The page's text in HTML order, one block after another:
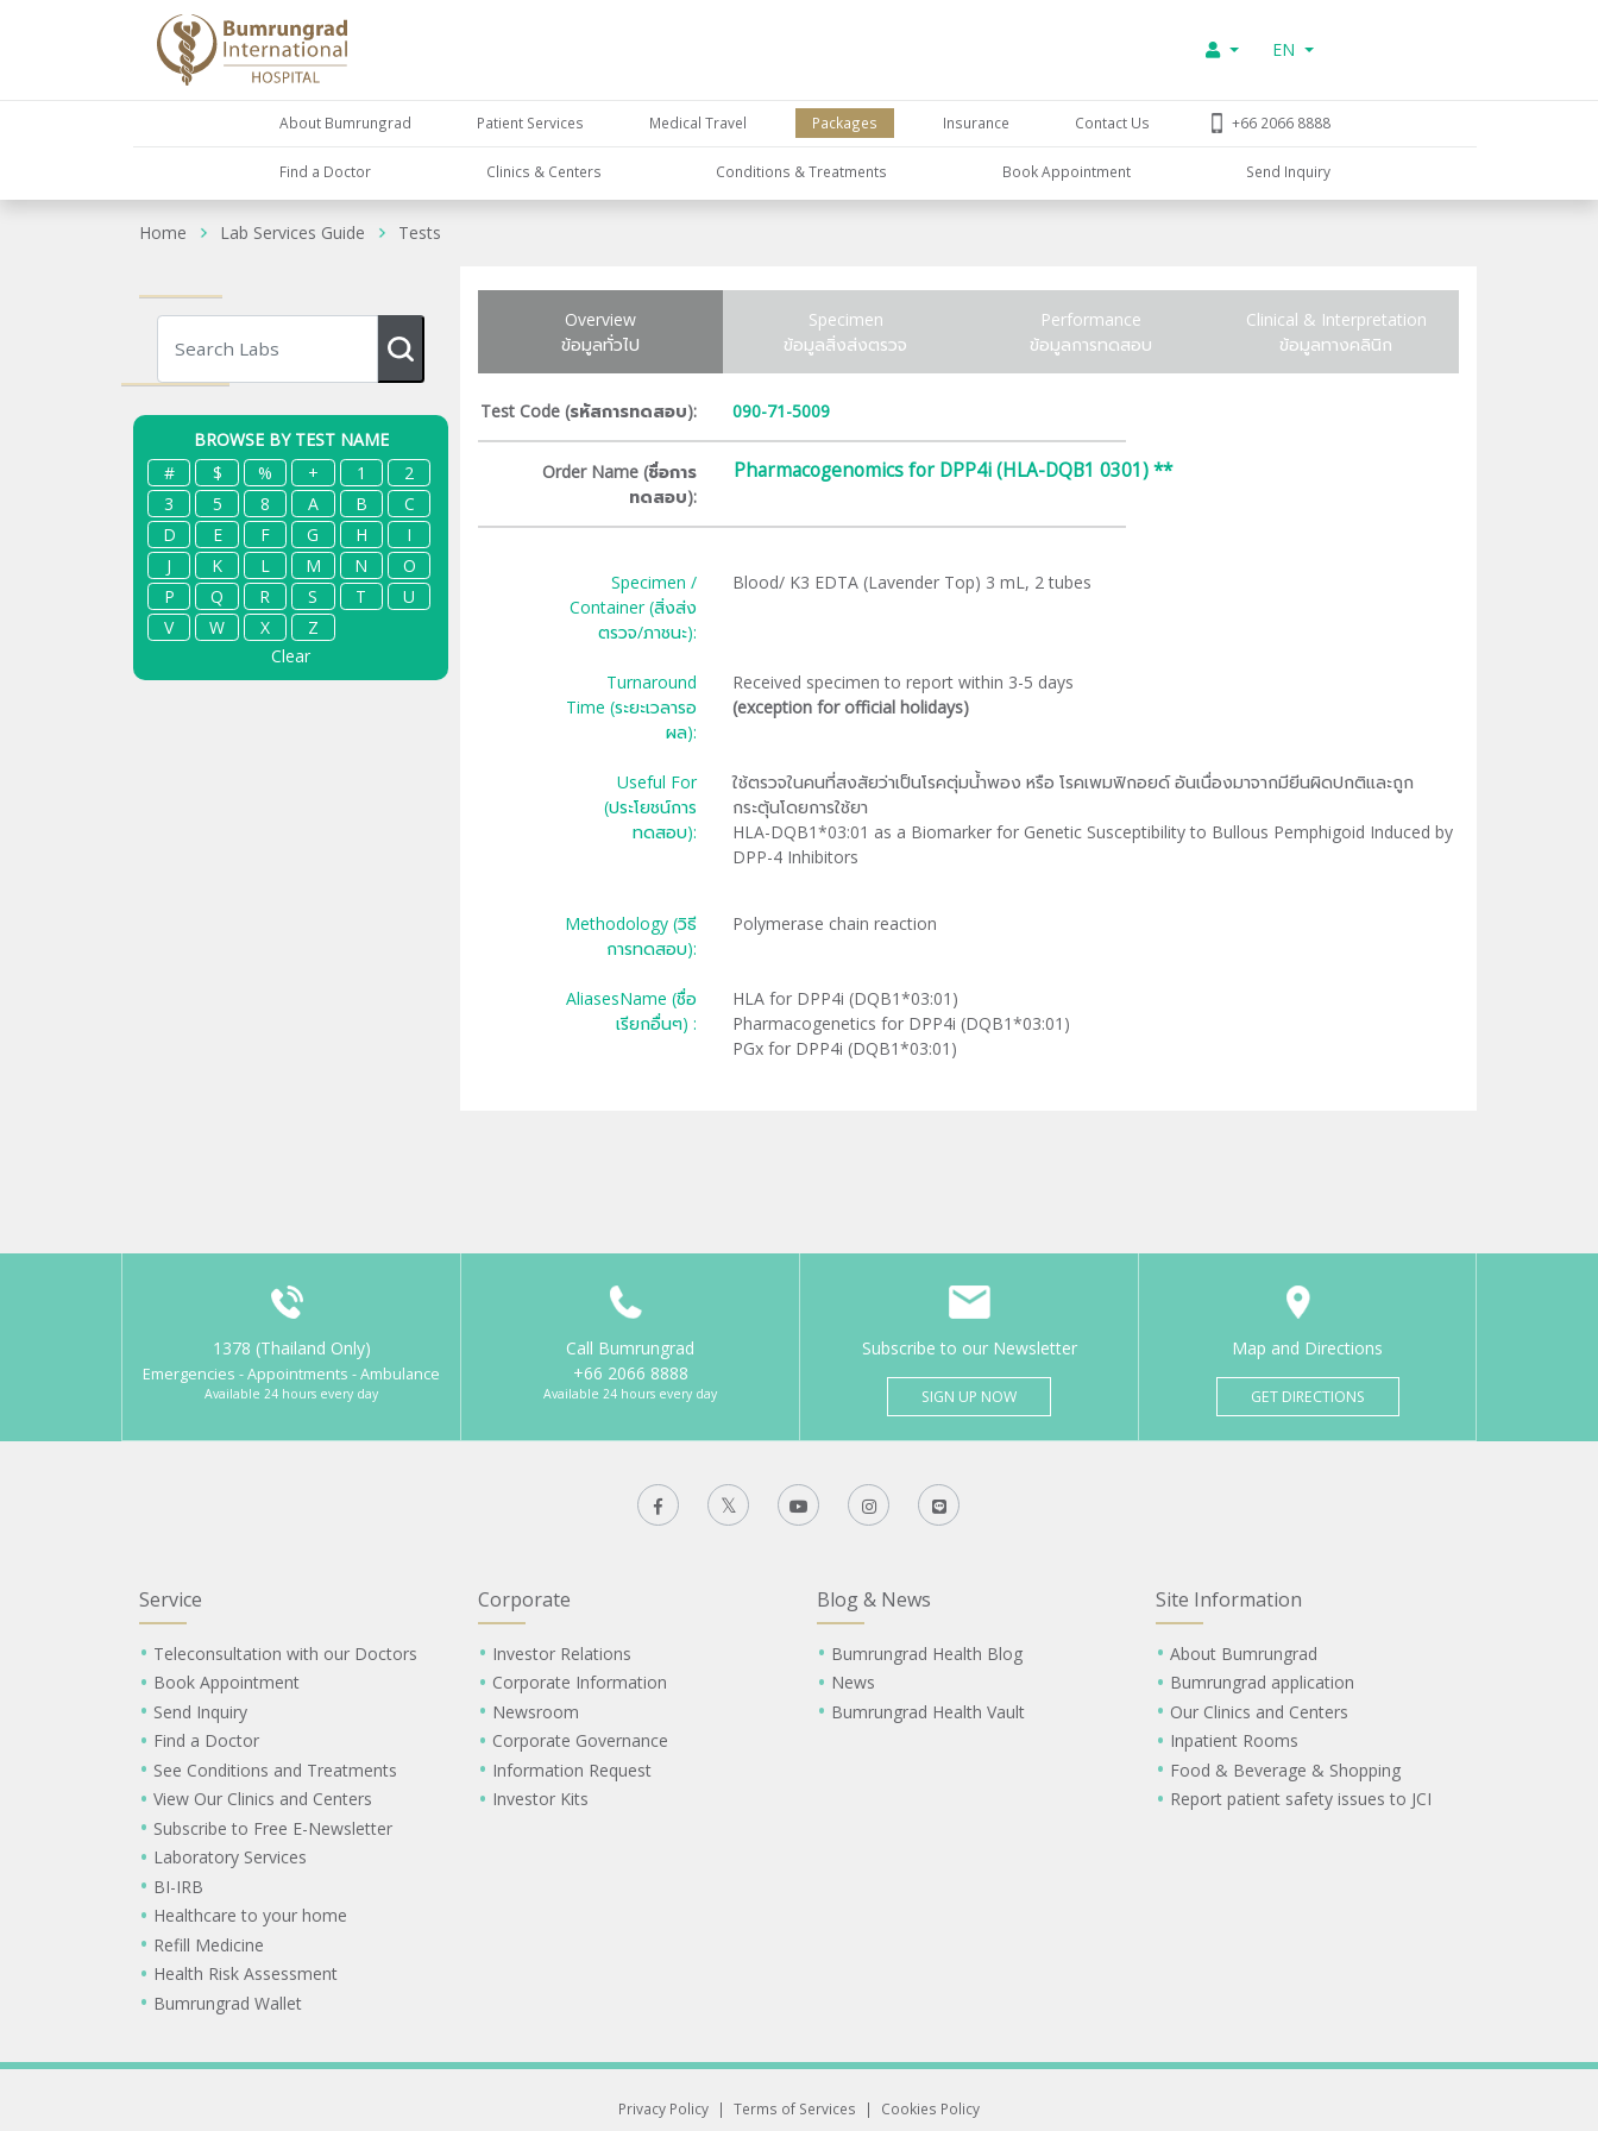
EN
About Bumrungrad Patient Services Medical Travel Packages Insurance Contact Us +66 2066 8888
Find a Doctor Clinics & Centers Conditions & Treatments Book Appointment Send Inquiry
Home Lab Services Guide Tests
BROWSE BY TEST NAME
#
$ % + 1
2
3
5 8 A B
C
D
E F G H
I
J
K L M N
O
P
Q R S T
U
V
W X
Z
Clear
Overview
ข้อมูลทั่วไป
Specimen
ข้อมูลสิ่งส่งตรวจ
Performance
ข้อมูลการทดสอบ
Clinical & Interpretation
ข้อมูลทางคลินิก
Test Code (รหัสการทดสอบ): 090-71-5009
Order Name (ชื่อการ
ทดสอบ):
Pharmacogenomics for DPP4i (HLA-DQB1 0301) **
Specimen /
Container (สิ่งส่ง
ตรวจ/ภาชนะ):
Blood/ K3 EDTA (Lavender Top) 3 mL, 2 tubes
Turnaround
Time (ระยะเวลารอ
ผล):
Received specimen to report within 3-5 days
(exception for official holidays)
Useful For
(ประโยชน์การ
ทดสอบ):
ใช้ตรวจในคนที่สงสัยว่าเป็นโรคตุ่มน้ำพอง หรือ โรคเพมฟิกอยด์ อันเนื่องมาจากมียีนผิดปกติและถูก
กระตุ้นโดยการใช้ยา
HLA-DQB1*03:01 as a Biomarker for Genetic Susceptibility to Bullous Pemphigoid Induced by
DPP-4 Inhibitors
Methodology (วิธี
การทดสอบ):
Polymerase chain reaction
AliasesName (ชื่อ
เรียกอื่นๆ) :
HLA for DPP4i (DQB1*03:01)
Pharmacogenetics for DPP4i (DQB1*03:01)
PGx for DPP4i (DQB1*03:01)
1378 (Thailand Only)
Emergencies - Appointments - Ambulance
Available 24 hours every day
Call Bumrungrad
+66 2066 8888
Available 24 hours every day
Subscribe to our Newsletter
SIGN UP NOW
Map and Directions
GET DIRECTIONS
Service
Teleconsultation with our Doctors
Book Appointment
Send Inquiry
Find a Doctor
See Conditions and Treatments
View Our Clinics and Centers
Subscribe to Free E-Newsletter
Laboratory Services
BI-IRB
Healthcare to your home
Refill Medicine
Health Risk Assessment
Bumrungrad Wallet
Corporate
Investor Relations
Corporate Information
Newsroom
Corporate Governance
Information Request
Investor Kits
Blog & News
Bumrungrad Health Blog
News
Bumrungrad Health Vault
Site Information
About Bumrungrad
Bumrungrad application
Our Clinics and Centers
Inpatient Rooms
Food & Beverage & Shopping
Report patient safety issues to JCI
Privacy Policy | Terms of Services | Cookies Policy